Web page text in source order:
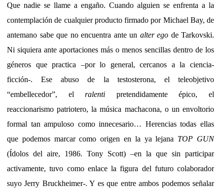
Que nadie se llame a engaño. Cuando alguien se enfrenta a la
contemplación de cualquier producto firmado por Michael Bay, de
antemano sabe que no encuentra ante un alter ego de Tarkovski.
Ni siquiera ante aportaciones más o menos sencillas dentro de los
géneros que practica –por lo general, cercanos a la ciencia-
ficción-. Ese abuso de la testosterona, el teleobjetivo
“embellecedor”, elralenti pretendidamente épico, el
reaccionarismo patriotero, la música machacona, o un envoltorio
formal tan ampuloso como innecesario… Herencias todas ellas
que podemos marcar como origen en la ya lejana TOP GUN
(Ídolos del aire, 1986. Tony Scott) –en la que sin participar
activamente, tuvo como enlace la figura del futuro colaborador
suyo Jerry Bruckheimer-. Y es que entre ambos podemos señalar